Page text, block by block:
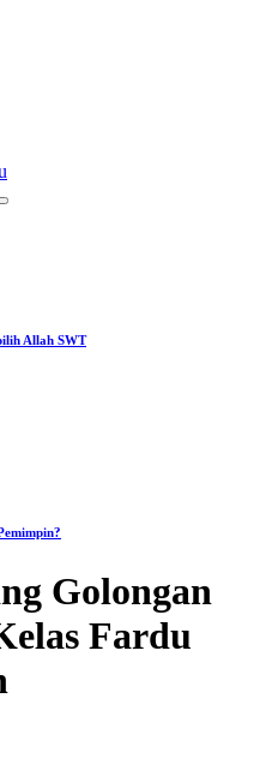
Allah SWT
Golongan
Fardu